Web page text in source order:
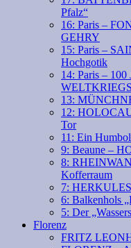
Pfalz“
16: Paris –
GEHRY
15: Paris –
Hochgotik
14: Paris –
WELTKRIEGS
13:
12:
Tor
11: Ein
9: Beaune –
8:
Kofferraum
7:
6: Balkenhols
5: Der
Florenz
FRITZ